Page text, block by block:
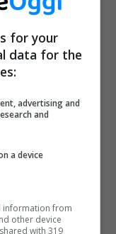
a
for your
data for the
advertising and
and
a device
information from
other device
with 319